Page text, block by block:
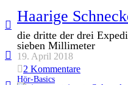
Haarige
die dritte der drei
sieben Millimeter
19. April 2018
2 Kommentare
Hör-Basics